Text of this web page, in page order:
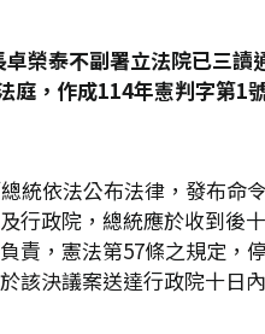
卓榮泰不副署立法院已三
庭，作成114年憲判字第1
總統依法公布法律，發布
行政院，總統應於收到後
責，憲法第57條之規定，
該決議案送達行政院十